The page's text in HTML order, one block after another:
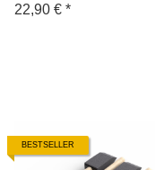
wechselbarem
22,90 € *
BESTSELLER